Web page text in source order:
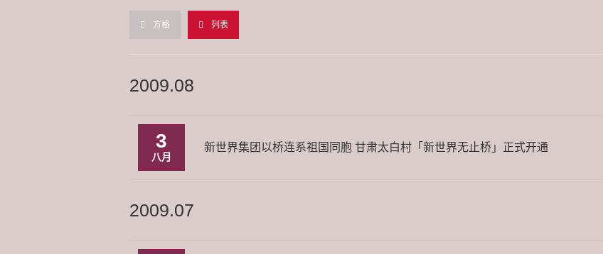
方格 列表
2009.08
3
八月
新世界集团以桥连系祖国同胞 甘肃太白村「新世界无止桥」正式开通
2009.07